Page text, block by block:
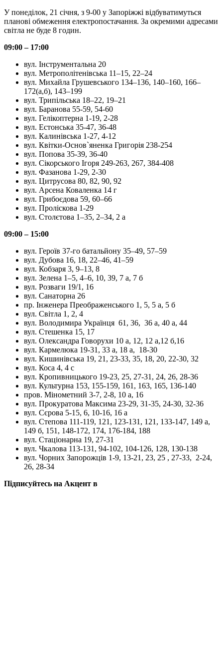
У понеділок, 21 січня, з 9-00 у Запоріжжі відбуватимуться
планові обмеження електропостачання. За окремими адресами
світла не буде 8 годин.
09:00 – 17:00
вул. Інструментальна 20
вул. Метрополітенівська 11–15, 22–24
вул. Михайла Грушевського 134–136, 140–160, 166–
172(а,б), 143–199
вул. Трипільська 18–22, 19–21
вул. Баранова 55-59, 54-60
вул. Гелікоптерна 1-19, 2-28
вул. Естонська 35-47, 36-48
вул. Калинівська 1-27, 4-12
вул. Квітки-Основ`яненка Григорія 238-254
вул. Попова 35-39, 36-40
вул. Сікорського Ігоря 249-263, 267, 384-408
вул. Фазанова 1-29, 2-30
вул. Цитрусова 80, 82, 90, 92
вул. Арсена Коваленка 14 г
вул. Грибоєдова 59, 60–66
вул. Проліскова 1-29
вул. Столєтова 1–35, 2–34, 2 а
09:00 – 15:00
вул. Героїв 37-го батальйону 35–49, 57–59
вул. Дубова 16, 18, 22–46, 41–59
вул. Кобзаря 3, 9–13, 8
вул. Зелена 1–5, 4–6, 10, 39, 7 а, 7 б
вул. Розваги 19/1, 16
вул. Санаторна 26
пр. Інженера Преображенського 1, 5, 5 а, 5 б
вул. Світла 1, 2, 4
вул. Володимира Українця 61, 36, 36 а, 40 а, 44
вул. Стешенка 15, 17
вул. Олександра Говорухи 10 а, 12, 12 а,12 б,16
вул. Кармелюка 19-31, 33 а, 18 а, 18-30
вул. Кишинівська 19, 21, 23-33, 35, 18, 20, 22-30, 32
вул. Коса 4, 4 с
вул. Кропивницького 19-23, 25, 27-31, 24, 26, 28-36
вул. Культурна 153, 155-159, 161, 163, 165, 136-140
пров. Мінометний 3-7, 2-8, 10 а, 16
вул. Прокуратова Максима 23-29, 31-35, 24-30, 32-36
вул. Сєрова 5-15, 6, 10-16, 16 а
вул. Степова 111-119, 121, 123-131, 121, 133-147, 149 а,
149 б, 151, 148-172, 174, 176-184, 188
вул. Стаціонарна 19, 27-31
вул. Чкалова 113-131, 94-102, 104-126, 128, 130-138
вул. Чорних Запорожців 1-9, 13-21, 23, 25 , 27-33, 2-24,
26, 28-34
Підписуйтесь на Акцент в